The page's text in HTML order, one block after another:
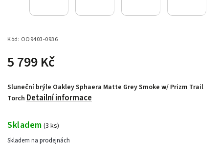
Kód: OO9403-0936
5 799 Kč
Sluneční brýle Oakley Sphaera Matte Grey Smoke w/ Prizm Trail
Torch Detailní informace
Skladem (3 ks)
Skladem na prodejnách